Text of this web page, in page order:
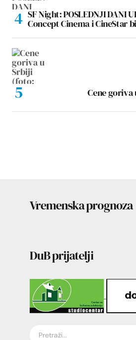
SF Night: POSLEDNJI DANI
Concept Cinema i CineStar
Cene goriva
Vremenska prognoza
DuB prijatelji